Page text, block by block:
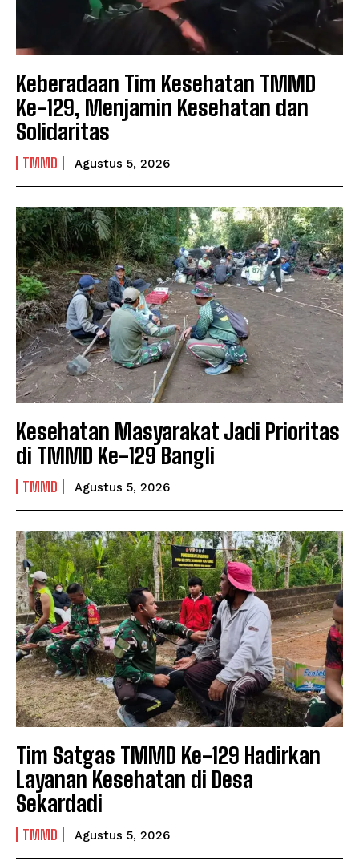
Keberadaan Tim Kesehatan TMMD
Ke-129, Menjamin Kesehatan dan
Solidaritas
TMMD Agustus 5, 2026
Kesehatan Masyarakat Jadi Prioritas
di TMMD Ke-129 Bangli
TMMD Agustus 5, 2026
Tim Satgas TMMD Ke-129 Hadirkan
Layanan Kesehatan di Desa
Sekardadi
TMMD Agustus 5, 2026